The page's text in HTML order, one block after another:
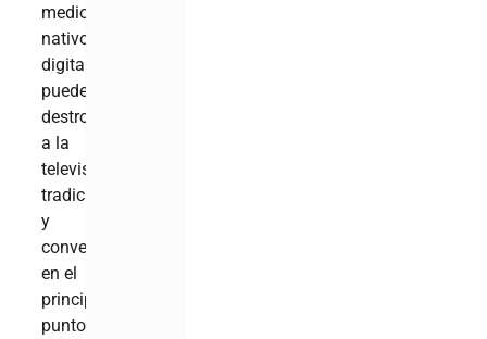
medio
nativo
digital
puede
destronar
a la
televisión
tradicional
y
convertirse
en el
principal
punto